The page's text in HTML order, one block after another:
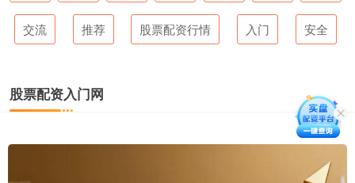
交流 推荐 股票配资行情 入门 安全
股票配资入门网